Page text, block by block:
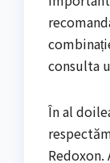
consulta
În al